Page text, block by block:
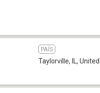
PAÍS
Taylorville, IL ,